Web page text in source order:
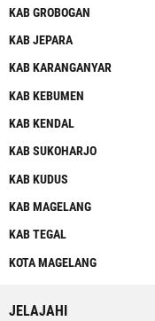
KAB GROBOGAN
KAB JEPARA
KAB KARANGANYAR
KAB KEBUMEN
KAB KENDAL
KAB SUKOHARJO
KAB KUDUS
KAB MAGELANG
KAB TEGAL
KOTA MAGELANG
JELAJAHI